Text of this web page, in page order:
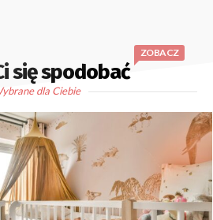
się spodobać
ZOBACZ
dla Ciebie